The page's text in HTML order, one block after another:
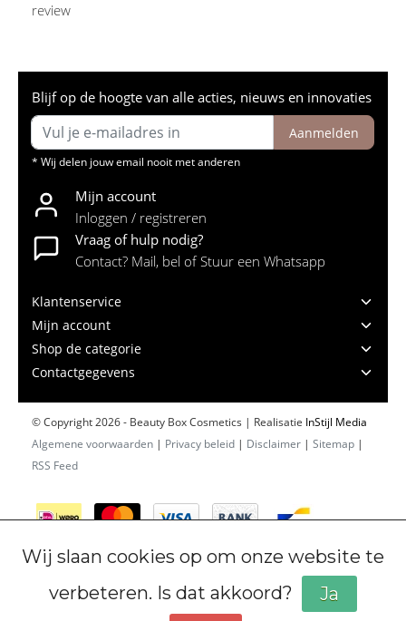
review
Blijf op de hoogte van alle acties, nieuws en innovaties
Aanmelden
* Wij delen jouw email nooit met anderen
Mijn account
Inloggen / registreren
Vraag of hulp nodig?
Contact? Mail, bel of Stuur een Whatsapp
Klantenservice
Mijn account
Shop de categorie
Contactgegevens
© Copyright 2026 - Beauty Box Cosmetics | Realisatie InStijl Media
Algemene voorwaarden | Privacy beleid | Disclaimer | Sitemap |
RSS Feed
Wij slaan cookies op om onze website te
verbeteren. Is dat akkoord?
Ja